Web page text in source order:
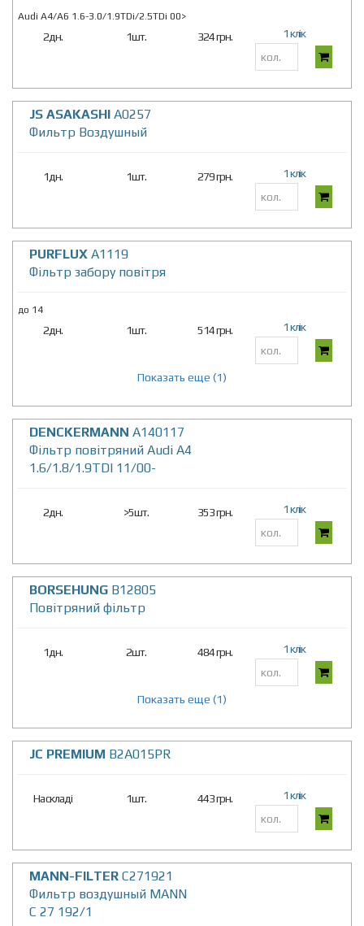
Audi A4/A6 1.6-3.0/1.9TDi/2.5TDi 00>
2дн. 1шт. 324 грн. 1 клік
JS ASAKASHI A0257
Фильтр Воздушный
1дн. 1шт. 279 грн. 1 клік
PURFLUX A1119
Фільтр забору повітря
до 14
2дн. 1шт. 514 грн. 1 клік
Показать еще (1)
DENCKERMANN A140117
Фiльтр повiтряний Audi A4
1.6/1.8/1.9TDI 11/00-
2дн. >5шт. 353 грн. 1 клік
BORSEHUNG B12805
Повітряний фільтр
1дн. 2шт. 484 грн. 1 клік
Показать еще (1)
JC PREMIUM B2A015PR
На складі 1шт. 443 грн. 1 клік
MANN-FILTER C271921
Фильтр воздушный MANN
C 27 192/1